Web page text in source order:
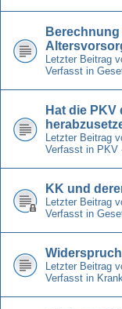
Letzter Beitrag
Verfasst in
Hat die
Letzter Beitrag
Verfasst in PKV
KK und
Letzter Beitrag
Verfasst in
Letzter Beitrag
Verfasst in